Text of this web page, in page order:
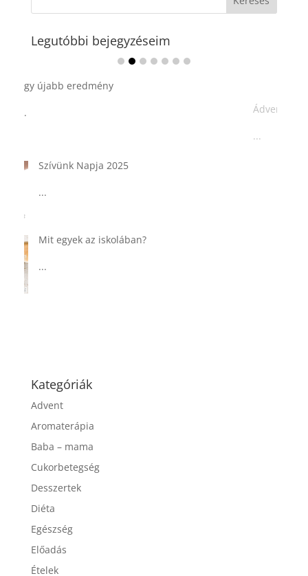
Legutóbbi bejegyzéseim
Ádvent 1. vasárnapja🌟
Kategóriák
Előadás